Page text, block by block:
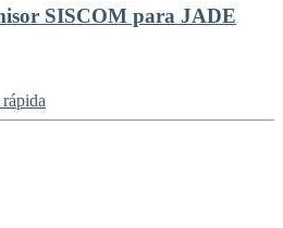
SISCOM para JADE